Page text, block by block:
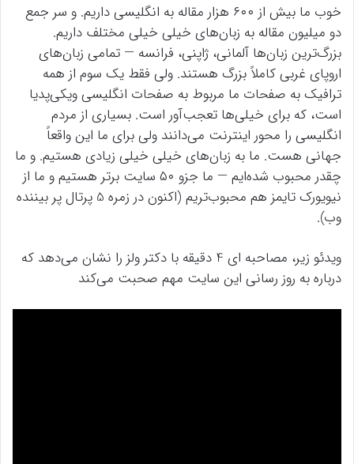
خوب ما بیش از ۶۰۰ هزار مقاله به انگلیسی داریم. و سر جمع
دو میلیون مقاله به زبان‌های خیلی خیلی مختلف داریم.
بزرگ‌ترین زبان‌ها آلمانی، ژاپنی، فرانسه — تمامی زبان‌های
اروپای غربی کاملاً بزرگ هستند. ولی فقط یک سوم از همه
ترافیک به صفحات ما مربوط به صفحات انگلیسی ویکی‌پدیا
است، که برای خیلی‌ها تعجب‌آور است. بسیاری از مردم
انگلیسی را محور اینترنت می‌دانند ولی برای ما این واقعاً
جهانی هست. ما به زبان‌های خیلی خیلی زیادی هستیم. و ما
چقدر محبوب شده‌ایم — ما جزو ۵۰ سایت برتر هستیم و ما از
نیویورک تایمز هم محبوب‌تریم (اکنون در زمره 5 پرتال پر بیننده
وب).
ویدئو زیر، مصاحبه ای 4 دقیقه با دکتر ولز را نشان می‌دهد که
درباره به روز رسانی این سایت مهم صحبت می‌کند